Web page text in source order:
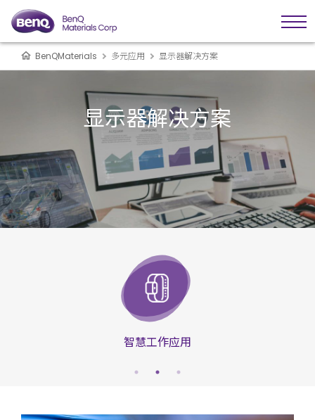
BenQMaterials 多元应用 显示器解决方案
显示器解决方案
智慧工作应用